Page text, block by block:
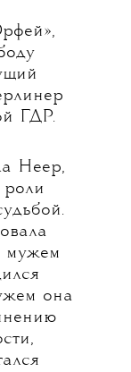
ГДР.
Неер,
роли
мужем
она